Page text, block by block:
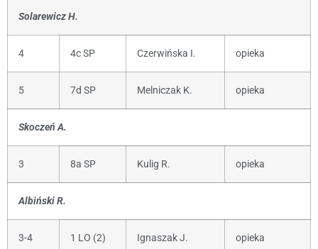
Solarewicz H.
4 4c SP Czerwińska I. opieka
5 7d SP Melniczak K. opieka
Skoczeń A.
3 8a SP Kulig R. opieka
Albiński R.
3-4 1 LO (2) Ignaszak J. opieka